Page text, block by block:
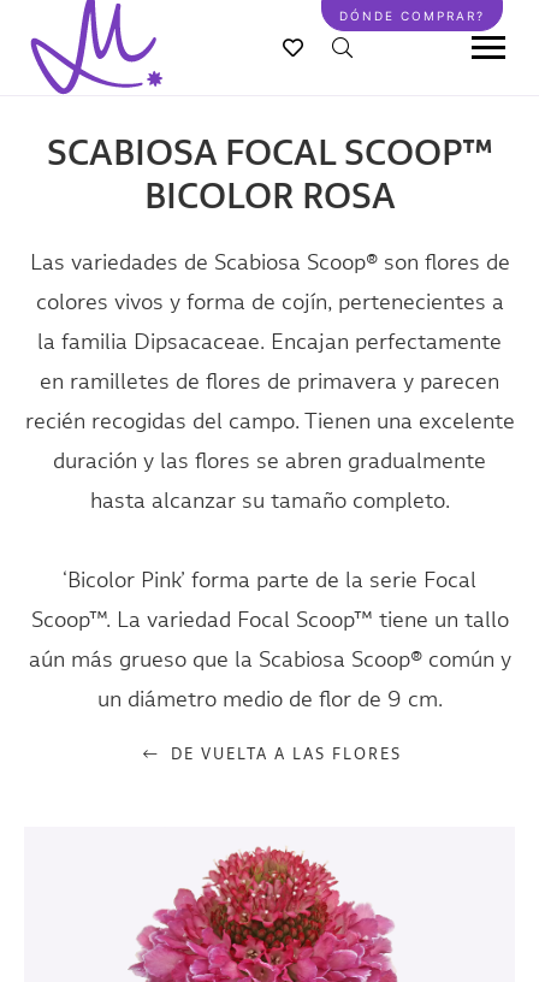
contenido
DÓNDE COMPRAR?
SCABIOSA FOCAL SCOOP™
BICOLOR ROSA
Las variedades de Scabiosa Scoop® son flores de
colores vivos y forma de cojín, pertenecientes a
la familia Dipsacaceae. Encajan perfectamente
en ramilletes de flores de primavera y parecen
recién recogidas del campo. Tienen una excelente
duración y las flores se abren gradualmente
hasta alcanzar su tamaño completo.
‘Bicolor Pink’ forma parte de la serie Focal
Scoop™. La variedad Focal Scoop™ tiene un tallo
aún más grueso que la Scabiosa Scoop® común y
un diámetro medio de flor de 9 cm.
DE VUELTA A LAS FLORES